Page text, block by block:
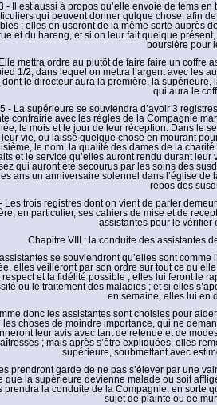
- Il est aussi à propos qu’elle envoie de tems
qui peuvent donner qulque chose, afin
; elles en useront de la même sorte auprès
et du hareng, et si on leur fait quelque
boursière pour
mettra ordre au plutôt de faire faire un coffre
1/2, dans lequel on mettra l’argent avec les
dont le directeur aura la première, la
qui aura le
- La supérieure se souviendra d’avoir 3
confrairie avec les règles de la Compagnie
le mois et le jour de leur réception. Dans le
vie, ou laissé quelque chose en mourant
le nom, la qualité des dames de la
et le service qu’elles auront rendu durant
qui auront été secourus par les soins des
ans un anniversaire solennel dans l’église
repos des
Les trois registres dont on vient de parler
en particulier, ses cahiers de mise et de
assistantes pour le vérifier
Chapitre VIII : la conduite des assistantes
assistantes se souviendront qu’elles sont
elles veilleront par son ordre sur tout ce
respect et la fidélité possible ; elles lui feront le
ou le traitement des maladies ; et si elles
en semaine, elles lui en
donc les assistantes sont choisies pour
les choses de moindre importance, qui ne
leur avis avec tant de retenue et de
; mais après s’être expliquées, elles
supérieure, soubmettant avec
prendront garde de ne pas s’élever par une
que la supérieure devienne malade ou soit
prendra la conduite de la Compagnie, en sorte
sujet de plainte ou de